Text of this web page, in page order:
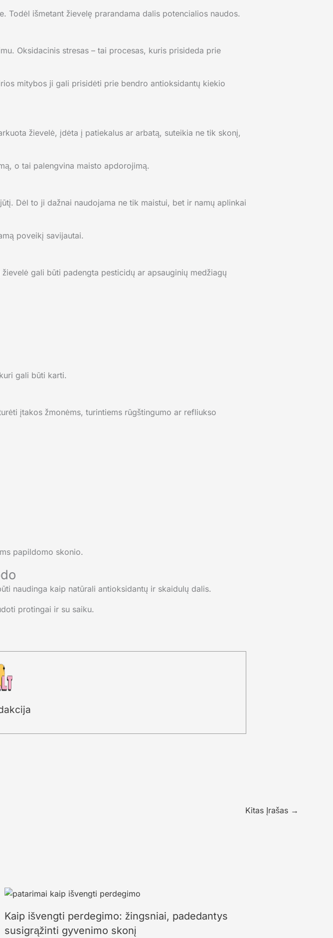
Todėl išmetant žievelę prarandama dalis potencialios naudos.
Oksidacinis stresas – tai procesas, kuris prisideda prie
mitybos ji gali prisidėti prie bendro antioksidantų kiekio
žievelė, įdėta į patiekalus ar arbatą, suteikia ne tik skonį,
o tai palengvina maisto apdorojimą.
Dėl to ji dažnai naudojama ne tik maistui, bet ir namų aplinkai
poveikį savijautai.
gali būti padengta pesticidų ar apsauginių medžiagų
gali būti karti.
įtakos žmonėms, turintiems rūgštingumo ar refliukso
papildomo skonio.
naudinga kaip natūrali antioksidantų ir skaidulų dalis.
protingai ir su saiku.
Kitas Įrašas →
Kaip išvengti perdegimo: žingsniai, padedantys
susigrąžinti gyvenimo skonį